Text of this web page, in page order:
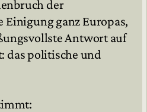
der
ganz Europas,
Antwort auf
das politische und